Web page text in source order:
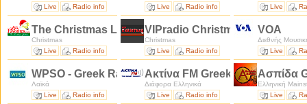
Live
Radio info
Live
Radio info
Live
The Christmas Lite
Christmas
Live
Radio info
VIPradio Christmas
Christmas
Live
Radio info
VOA
Διεθνής
Live
WPSO - Greek Radio
Λαϊκά
Live
Radio info
Ακτίνα FM Greek American
Διάφορα Ελληνικά
Live
Radio info
Ασπίδα
Ελληνική
Live